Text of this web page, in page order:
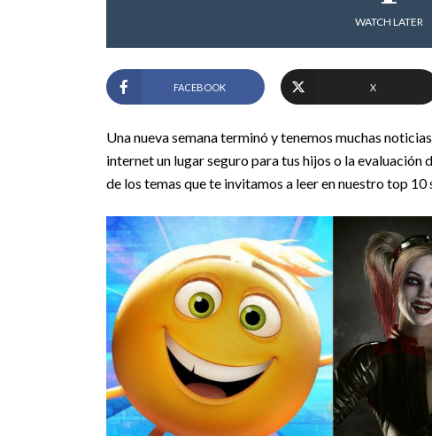
WATCH LATER
FACEBOOK X
Una nueva semana terminó y tenemos muchas
internet un lugar seguro para tus hijos o la evaluación
de los temas que te invitamos a leer en nuestro top 10